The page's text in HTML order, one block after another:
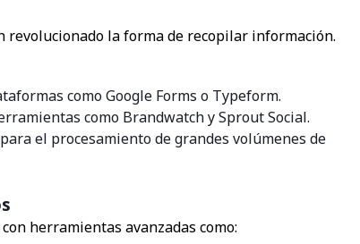
la forma de recopilar información.
como Google Forms o Typeform.
como Brandwatch y Sprout Social.
el procesamiento de grandes volúmenes de
herramientas avanzadas como: